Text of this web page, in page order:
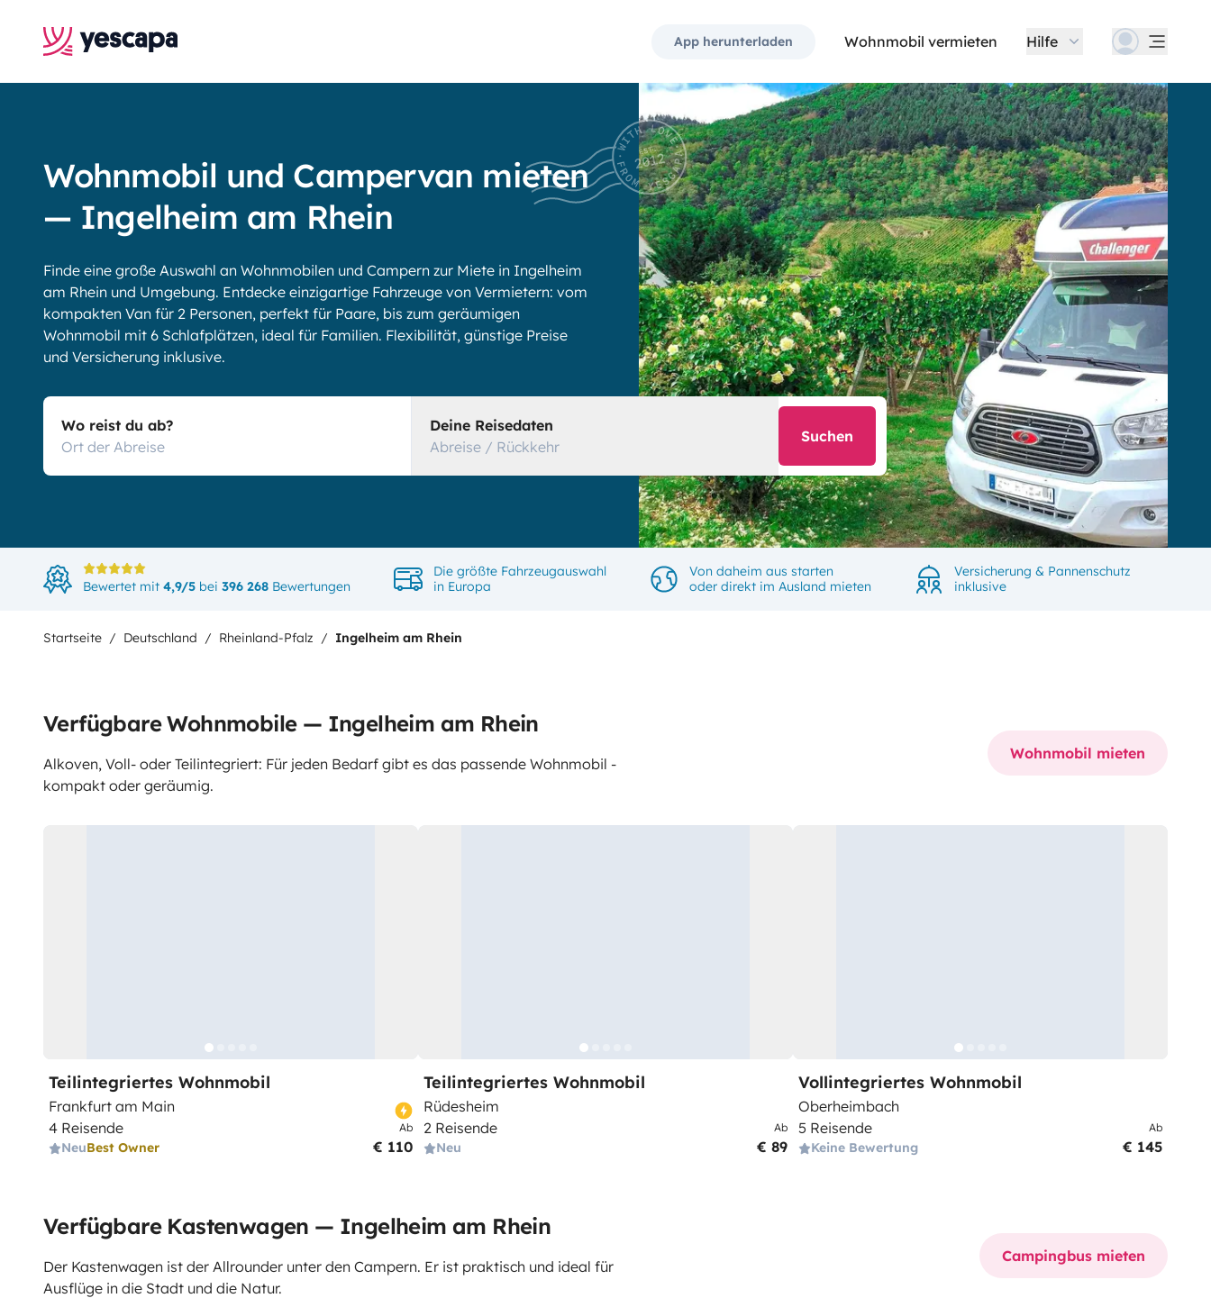
App herunterladen Wohnmobil vermieten Hilfe
Wohnmobil und Campervan mieten
— Ingelheim am Rhein
Finde eine große Auswahl an Wohnmobilen und Campern zur Miete in Ingelheim
am Rhein und Umgebung. Entdecke einzigartige Fahrzeuge von Vermietern: vom
kompakten Van für 2 Personen, perfekt für Paare, bis zum geräumigen
Wohnmobil mit 6 Schlafplätzen, ideal für Familien. Flexibilität, günstige Preise
und Versicherung inklusive.
Wo reist du ab?
Deine Reisedaten
Abreise / Rückkehr
Suchen
Bewertet mit 4,9/5 bei 396 268 Bewertungen
Die größte Fahrzeugauswahl
in Europa
Von daheim aus starten
oder direkt im Ausland mieten
Versicherung & Pannenschutz
inklusive
Startseite Deutschland Rheinland-Pfalz Ingelheim am Rhein
Verfügbare Wohnmobile — Ingelheim am Rhein
Alkoven, Voll- oder Teilintegriert: Für jeden Bedarf gibt es das passende Wohnmobil -
kompakt oder geräumig.
Wohnmobil mieten
Teilintegriertes Wohnmobil
Frankfurt am Main
4 Reisende
NeuBest Owner
Ab
€ 110
Teilintegriertes Wohnmobil
Rüdesheim
2 Reisende
Neu
Ab
€ 89
Vollintegriertes Wohnmobil
Oberheimbach
5 Reisende
Keine Bewertung
Ab
€ 145
Verfügbare Kastenwagen — Ingelheim am Rhein
Der Kastenwagen ist der Allrounder unter den Campern. Er ist praktisch und ideal für
Ausflüge in die Stadt und die Natur.
Campingbus mieten